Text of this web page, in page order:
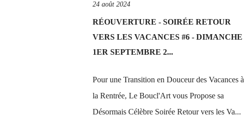
24 août 2024
RÉOUVERTURE - SOIRÉE RETOUR
VERS LES VACANCES #6 - DIMANCHE
1ER SEPTEMBRE 2...
Pour une Transition en Douceur des Vacances à
la Rentrée, Le Boucl'Art vous Propose sa
Désormais Célèbre Soirée Retour vers les Va...